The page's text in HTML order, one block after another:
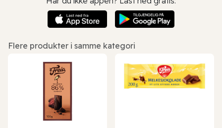
Flere produkter i samme kategori